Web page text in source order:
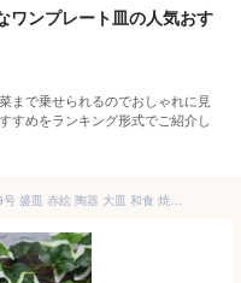
ワンプレート皿の人気おす
まで乗せられるのでおしゃれに見
すめをランキング形式でご紹介し
和座の蔵 おしゃれ 和食器 お皿 九谷焼 9号 盛皿 赤絵 陶器 大皿 和食 焼き物 皿 人気 食器 日本製 結婚祝い プレゼント ギフト